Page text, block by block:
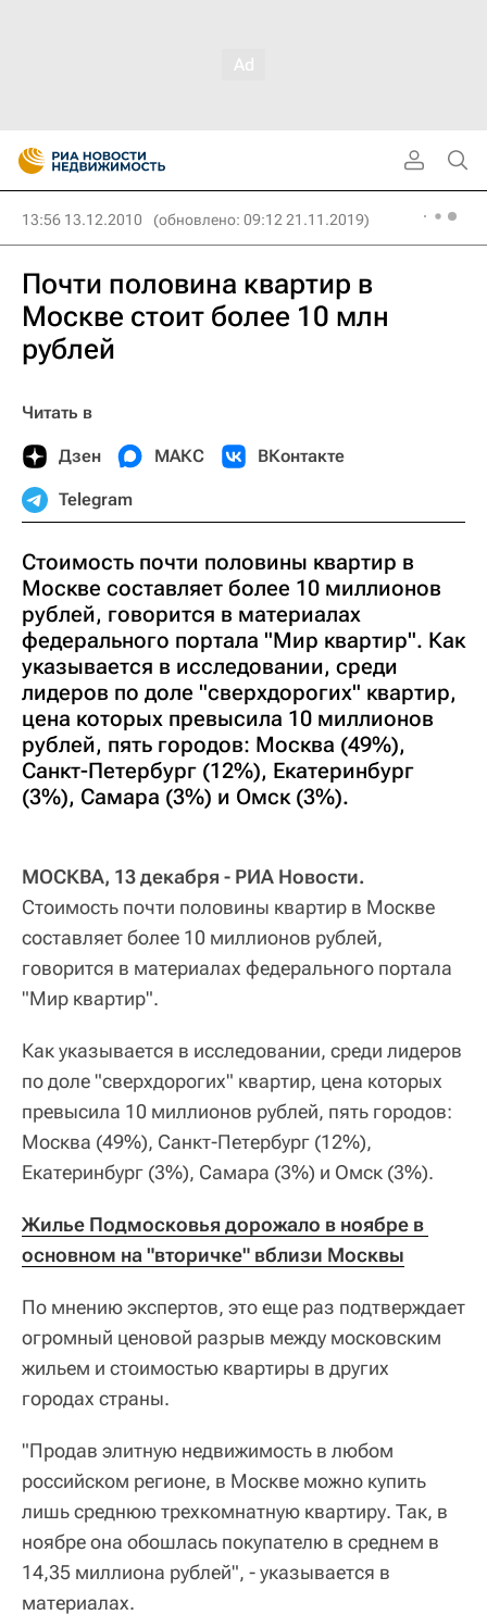
13:56 13.12.2010 (обновлено: 09:12 21.11.2019)
Почти половина квартир в
Москве стоит более 10 млн
рублей
Читать в
Дзен МАКС ВКонтакте
Telegram
Стоимость почти половины квартир в
Москве составляет более 10 миллионов
рублей, говорится в материалах
федерального портала "Мир квартир". Как
указывается в исследовании, среди
лидеров по доле "сверхдорогих" квартир,
цена которых превысила 10 миллионов
рублей, пять городов: Москва (49%),
Санкт-Петербург (12%), Екатеринбург
(3%), Самара (3%) и Омск (3%).
МОСКВА, 13 декабря - РИА Новости.
Стоимость почти половины квартир в Москве
составляет более 10 миллионов рублей,
говорится в материалах федерального портала
"Мир квартир".
Как указывается в исследовании, среди лидеров
по доле "сверхдорогих" квартир, цена которых
превысила 10 миллионов рублей, пять городов:
Москва (49%), Санкт-Петербург (12%),
Екатеринбург (3%), Самара (3%) и Омск (3%).
Жилье Подмосковья дорожало в ноябре в
основном на "вторичке" вблизи Москвы
По мнению экспертов, это еще раз подтверждает
огромный ценовой разрыв между московским
жильем и стоимостью квартиры в других
городах страны.
"Продав элитную недвижимость в любом
российском регионе, в Москве можно купить
лишь среднюю трехкомнатную квартиру. Так, в
ноябре она обошлась покупателю в среднем в
14,35 миллиона рублей", - указывается в
материалах.